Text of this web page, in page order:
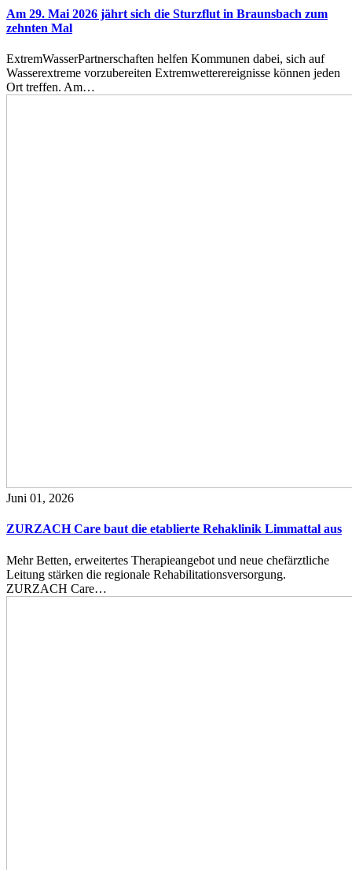
Am 29. Mai 2026 jährt sich die Sturzflut in Braunsbach zum
zehnten Mal
ExtremWasserPartnerschaften helfen Kommunen dabei, sich auf
Wasserextreme vorzubereiten Extremwetterereignisse können jeden
Ort treffen. Am…
Juni 01, 2026
ZURZACH Care baut die etablierte Rehaklinik Limmattal aus
Mehr Betten, erweitertes Therapieangebot und neue chefärztliche
Leitung stärken die regionale Rehabilitationsversorgung.
ZURZACH Care…